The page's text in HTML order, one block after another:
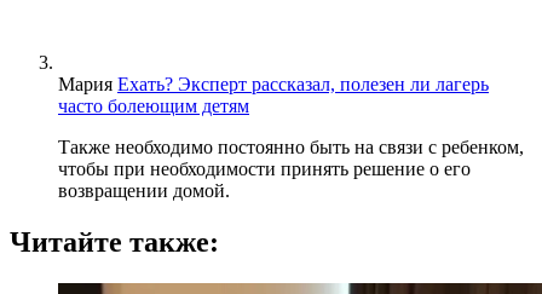
Мария Ехать? Эксперт рассказал, полезен ли лагерь
часто болеющим детям
Также необходимо постоянно быть на связи с ребенком,
чтобы при необходимости принять решение о его
возвращении домой.
Читайте также: